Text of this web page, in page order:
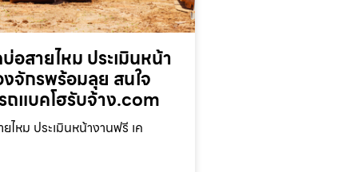
อสายไหม ประเมินหน้า
จักรพร้อมลุย สนใจ
แบคโฮรับจ้าง.com
ไหม ประเมินหน้างานฟรี เค